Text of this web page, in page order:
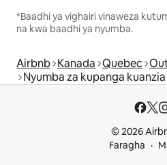
*Baadhi ya vighairi vinaweza
na kwa baadhi ya nyumba.
Airbnb Kanada Quebec
Nyumba za kupanga
© 2026
Faragha